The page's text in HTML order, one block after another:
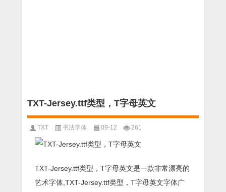
TXT-Jersey.ttf类型，T字母英文
TXT 书法字体 09-12 261
TXT-Jersey.ttf类型，T字母英文是一款非常漂亮的
艺术字体,TXT-Jersey.ttf类型，T字母英文字体广